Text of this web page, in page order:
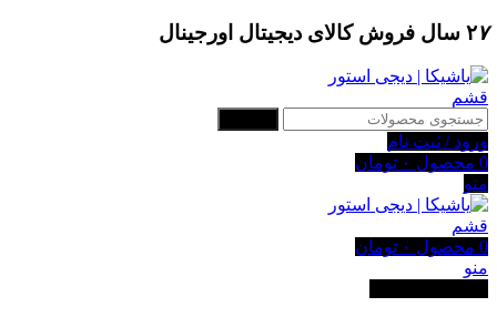
۲۷ سال فروش کالای دیجیتال اورجینال
ورود / ثبت نام
0 محصول ۰ تومان
منو
0 محصول ۰ تومان
منو